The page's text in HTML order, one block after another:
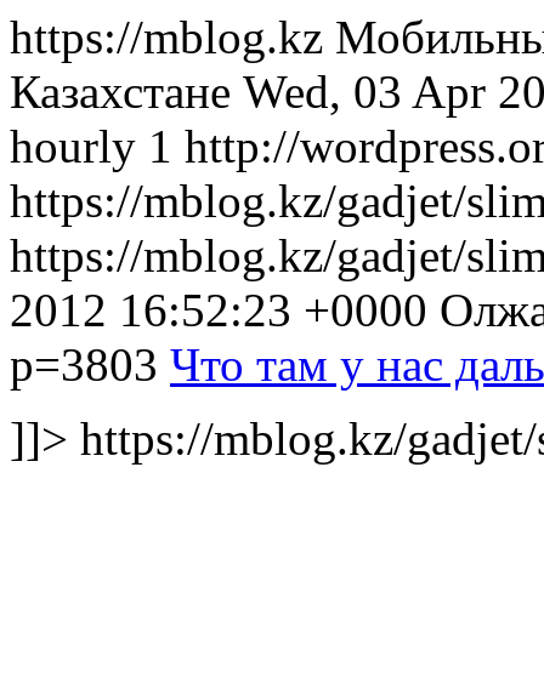
https://mblog.kz
Казахстане Wed, 03 Apr
hourly 1 http://
https://mblog.kz/gadjet/
https://mblog.kz/gadjet/
2012 16:52:23 +0000
p=3803 Что там у нас
]]> https://mblog.kz/